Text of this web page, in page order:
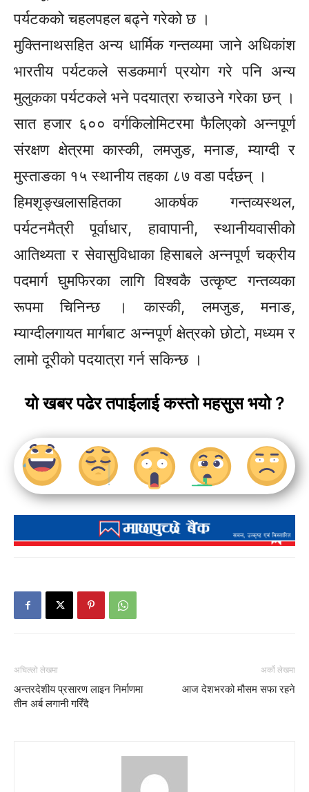
पर्यटकको चहलपहल बढ्ने गरेको छ ।
मुक्तिनाथसहित अन्य धार्मिक गन्तव्यमा जाने अधिकांश
भारतीय पर्यटकले सडकमार्ग प्रयोग गरे पनि अन्य
मुलुकका पर्यटकले भने पदयात्रा रुचाउने गरेका छन् ।
सात हजार ६०० वर्गकिलोमिटरमा फैलिएको अन्नपूर्ण
संरक्षण क्षेत्रमा कास्की, लमजुङ, मनाङ, म्याग्दी र
मुस्ताङका १५ स्थानीय तहका ८७ वडा पर्दछन् ।
हिमशृङ्खलासहितका आकर्षक गन्तव्यस्थल,
पर्यटनमैत्री पूर्वाधार, हावापानी, स्थानीयवासीको
आतिथ्यता र सेवासुविधाका हिसाबले अन्नपूर्ण चक्रीय
पदमार्ग घुमफिरका लागि विश्वकै उत्कृष्ट गन्तव्यका
रूपमा चिनिन्छ । कास्की, लमजुङ, मनाङ,
म्याग्दीलगायत मार्गबाट अन्नपूर्ण क्षेत्रको छोटो, मध्यम र
लामो दूरीको पदयात्रा गर्न सकिन्छ ।
यो खबर पढेर तपाईलाई कस्तो महसुस भयो ?
अघिल्लो लेखमा
अन्तरदेशीय प्रसारण लाइन निर्माणमा
तीन अर्ब लगानी गरिँदै
अर्को लेखमा
आज देशभरको मौसम सफा रहने